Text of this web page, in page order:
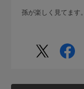
孫が楽しく見てます。